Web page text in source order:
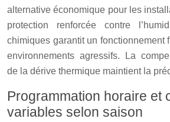
alternative économique pour les
protection renforcée contre
chimiques garantit un fonctionnement
environnements agressifs. La
de la dérive thermique maintient la
Programmation horaire et
variables selon saison